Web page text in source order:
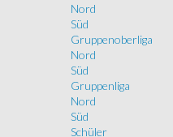
Nord
Süd
Gruppenoberliga
Nord
Süd
Gruppenliga
Nord
Süd
Schüler